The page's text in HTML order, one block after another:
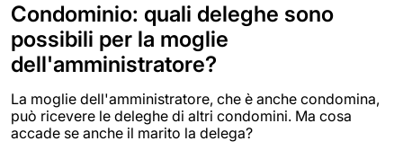
Condominio: quali deleghe sono
possibili per la moglie
dell'amministratore?
La moglie dell'amministratore, che è anche condomina,
può ricevere le deleghe di altri condomini. Ma cosa
accade se anche il marito la delega?